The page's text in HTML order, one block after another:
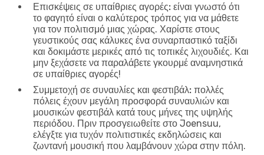
Επισκέψεις σε υπαίθριες αγορές: είναι γνωστό ότι
το φαγητό είναι ο καλύτερος τρόπος για να μάθετε
για τον πολιτισμό μιας χώρας. Χαρίστε στους
γευστικούς σας κάλυκες ένα συναρπαστικό ταξίδι
και δοκιμάστε μερικές από τις τοπικές λιχουδιές. Και
μην ξεχάσετε να παραλάβετε γκουρμέ αναμνηστικά
σε υπαίθριες αγορές!
Συμμετοχή σε συναυλίες και φεστιβάλ: πολλές
πόλεις έχουν μεγάλη προσφορά συναυλιών και
μουσικών φεστιβάλ κατά τους μήνες της υψηλής
περιόδου. Πριν προσγειωθείτε στο Joensuu,
ελέγξτε για τυχόν πολιτιστικές εκδηλώσεις και
ζωντανή μουσική που λαμβάνουν χώρα στην πόλη.